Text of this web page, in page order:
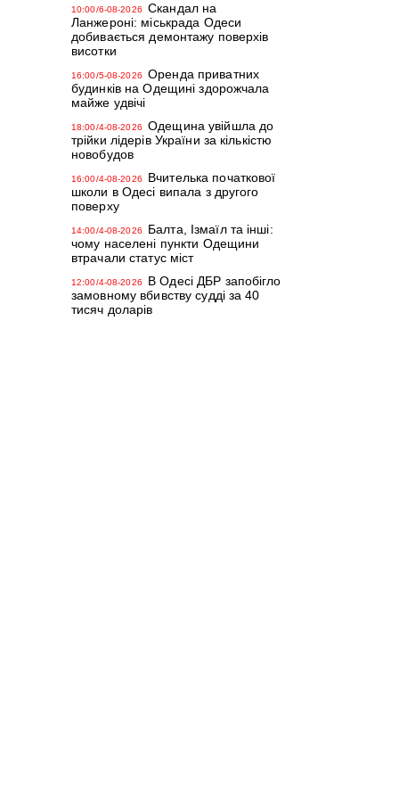
10:00/6-08-2026
Скандал на
Ланжероні: міськрада Одеси
добивається демонтажу поверхів
висотки
16:00/5-08-2026
Оренда приватних
будинків на Одещині здорожчала
майже удвічі
18:00/4-08-2026
Одещина увійшла до
трійки лідерів України за кількістю
новобудов
16:00/4-08-2026
Вчителька початкової
школи в Одесі випала з другого
поверху
14:00/4-08-2026
Балта, Ізмаїл та інші:
чому населені пункти Одещини
втрачали статус міст
12:00/4-08-2026
В Одесі ДБР запобігло
замовному вбивству судді за 40
тисяч доларів